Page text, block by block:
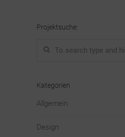
Projektsuche:
Kategorien
Allgemein
Design